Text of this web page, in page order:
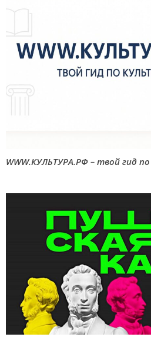
WWW.КУЛЬТУРА.РФ – твой гид